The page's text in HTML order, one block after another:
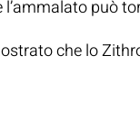
può
che lo